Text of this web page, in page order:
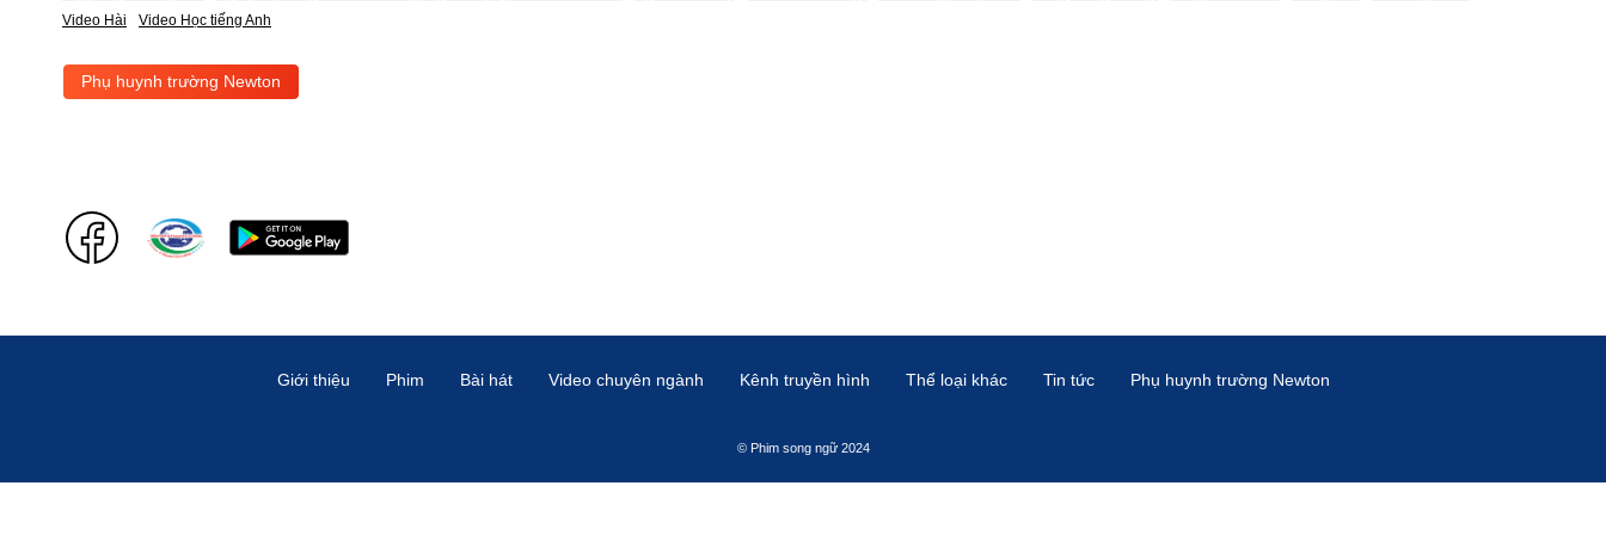
Video Hài
Video Học tiếng Anh
Phụ huynh trường Newton
Giới thiệu Phim Bài hát Video chuyên ngành Kênh truyền hình Thể loại khác Tin tức Phụ huynh trường Newton
© Phim song ngữ 2024